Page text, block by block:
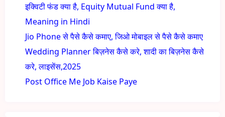
इक्विटी फंड क्या है, Equity Mutual Fund क्या है,
Meaning in Hindi
Jio Phone से पैसे कैसे कमाए, जिओ मोबाइल से पैसे कैसे कमाए
Wedding Planner बिज़नेस कैसे करे, शादी का बिज़नेस कैसे
करे, लाइसेंस,2025
Post Office Me Job Kaise Paye